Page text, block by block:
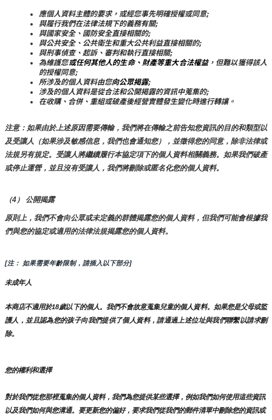
應個人資料主體的要求，或經您事先明確授權或同意;
與履行我們在法律法規下的義務有關;
與國家安全、國防安全直接相關的;
與公共安全、公共衛生和重大公共利益直接相關的;
與刑事偵查、起訴、審判和執行直接相關;
為維護您或任何其他人的生命、財產等重大合法權益，但難以獲得該人
的授權同意;
所涉及的個人資料由您向公眾揭露;
涉及的個人資料是從合法和公開揭露的資訊中蒐集的;
在收購、合併、重組或破產後經營實體發生變化時進行轉讓。
注意：如果由於上述原因需要傳輸，我們將在傳輸之前告知您資訊的目的和類型以
及受讓人（如果涉及敏感信息，我們也會通知您），並徵得您的同意，除非法律或
法規另有規定。受讓人將繼續履行本協定項下的個人資料相關義務。如果我們破產
或停止運營，並且沒有受讓人，我們將刪除或匿名化您的個人資料。
（4） 公開揭露
原則上，我們不會向公眾或未定義的群體揭露您的個人資料，但我們可能會根據我
們與您的協定或適用的法律法規揭露您的個人資料。
[注： 如果需要年齡限制，請插入以下部分]
未成年人
本商店不適用於18歲以下的個人。我們不會故意蒐集兒童的個人資料。如果您是父母或監
護人，並且認為您的孩子向我們提供了個人資料，請通過上述位址與我們聯繫以請求刪
除。
您的權利和選擇
對於我們從您那裡蒐集的個人資料，我們為您提供某些選擇，例如我們如何使用這些資訊
以及我們如何與您溝通。要更新您的偏好，要求我們從我們的郵件清單中刪除您的資訊或